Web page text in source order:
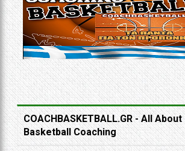
COACHBASKETBALL.GR - All About
Basketball Coaching